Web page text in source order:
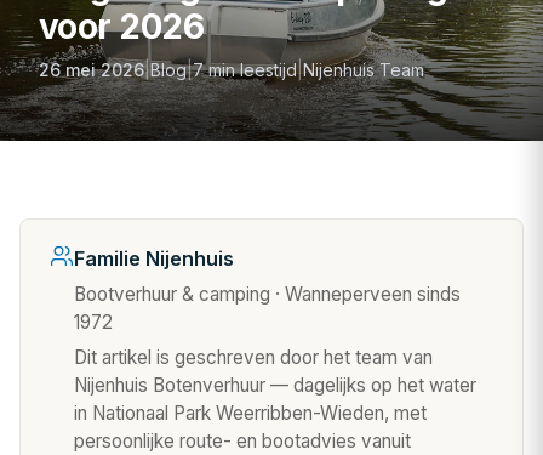
voor 2026
26 mei 2026|Blog|7 min leestijd|Nijenhuis Team
Familie Nijenhuis
Bootverhuur & camping · Wanneperveen sinds
1972
Dit artikel is geschreven door het team van
Nijenhuis Botenverhuur — dagelijks op het water
in Nationaal Park Weerribben-Wieden, met
persoonlijke route- en bootadvies vanuit